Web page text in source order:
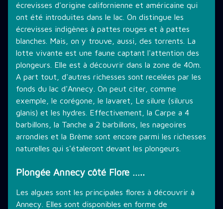
écrevisses d'origine californienne et américaine qui
ont été introduites dans le lac. On distingue les
écrevisses indigènes à pattes rouges et à pattes
blanches. Mais, on y trouve, aussi, des torrents. La
lotte vivante est une faune captant l'attention des
plongeurs. Elle est à découvrir dans la zone de 40m.
A part tout, d'autres richesses sont recelées par les
fonds du lac d'Annecy. On peut citer, comme
exemple, le corégone, le lavaret, Le silure (silurus
glanis) et les hydres. Effectivement, la Carpe a 4
barbillons, la Tanche a 2 barbillons, les nageoires
arrondies et la Brème sont encore parmi les richesses
naturelles qui s'étaleront devant les plongeurs.
Plongée Annecy côté Flore …..
Les algues sont les principales flores à découvrir à
Annecy. Elles sont disponibles en forme de